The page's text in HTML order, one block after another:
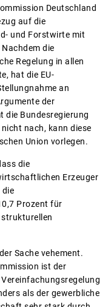
Deutschland
auf die
und Forstwirte mit
die
Regelung in allen
hat die EU-
an
der
die Bundesregierung
nach, kann diese
Union vorlegen.
die
Erzeuger
die
Prozent für
Sache vehement.
ist der
als der gewerbliche